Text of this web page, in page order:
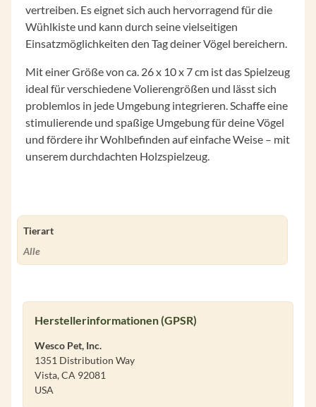
vertreiben. Es eignet sich auch hervorragend für die
Wühlkiste und kann durch seine vielseitigen
Einsatzmöglichkeiten den Tag deiner Vögel bereichern.
Mit einer Größe von ca. 26 x 10 x 7 cm ist das Spielzeug
ideal für verschiedene Volierengrößen und lässt sich
problemlos in jede Umgebung integrieren. Schaffe eine
stimulierende und spaßige Umgebung für deine Vögel
und fördere ihr Wohlbefinden auf einfache Weise – mit
unserem durchdachten Holzspielzeug.
Tierart
Alle
Herstellerinformationen (GPSR)
Wesco Pet, Inc.
1351 Distribution Way
Vista, CA 92081
USA